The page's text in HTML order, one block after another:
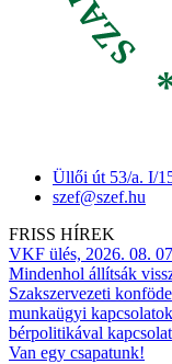
Üllői út 53/a. I/
szef@szef.hu
FRISS HÍREK
VKF ülés, 2026. 08.
Mindenhol állítsák
Szakszervezeti
munkaügyi
bérpolitikával
Van egy csapatunk!